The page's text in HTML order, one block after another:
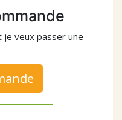
je veux passer une